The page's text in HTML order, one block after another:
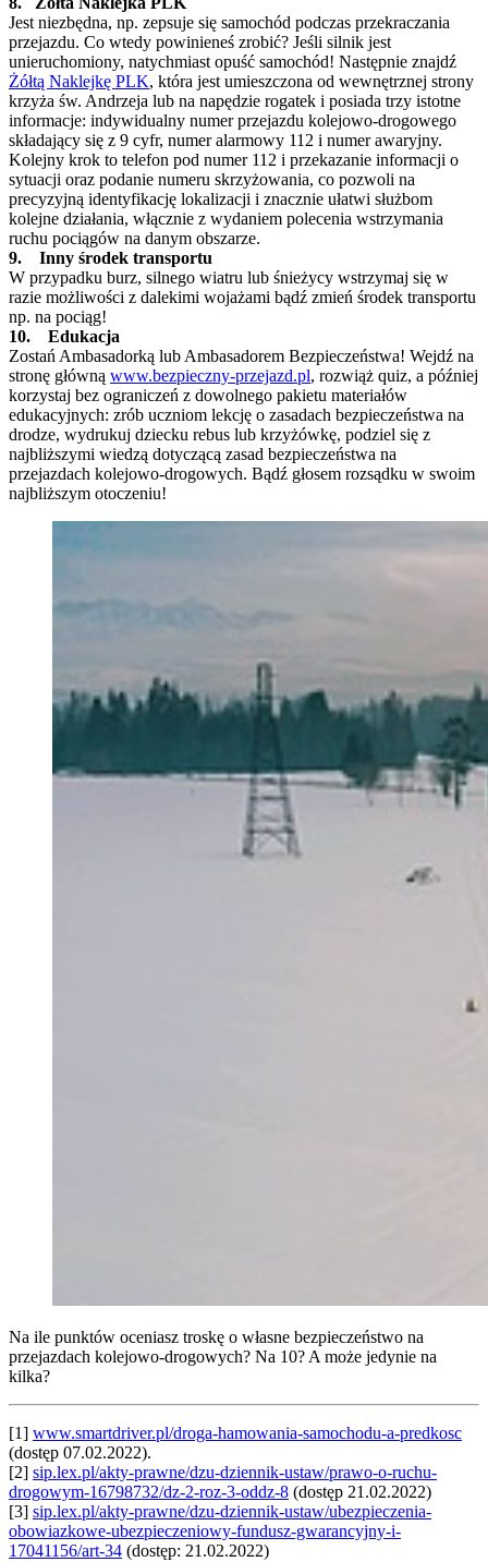
Jest niezbędna, np. zepsuje się samochód podczas przekraczania
przejazdu. Co wtedy powinieneś zrobić? Jeśli silnik jest
unieruchomiony, natychmiast opuść samochód! Następnie znajdź
Żółtą Naklejkę PLK, która jest umieszczona od wewnętrznej strony
krzyża św. Andrzeja lub na napędzie rogatek i posiada trzy istotne
informacje: indywidualny numer przejazdu kolejowo-drogowego
składający się z 9 cyfr, numer alarmowy 112 i numer awaryjny.
Kolejny krok to telefon pod numer 112 i przekazanie informacji o
sytuacji oraz podanie numeru skrzyżowania, co pozwoli na
precyzyjną identyfikację lokalizacji i znacznie ułatwi służbom
kolejne działania, włącznie z wydaniem polecenia wstrzymania
ruchu pociągów na danym obszarze.
9. Inny środek transportu
W przypadku burz, silnego wiatru lub śnieżycy wstrzymaj się w
razie możliwości z dalekimi wojażami bądź zmień środek transportu
np. na pociąg!
10. Edukacja
Zostań Ambasadorką lub Ambasadorem Bezpieczeństwa! Wejdź na
stronę główną www.bezpieczny-przejazd.pl, rozwiąż quiz, a później
korzystaj bez ograniczeń z dowolnego pakietu materiałów
edukacyjnych: zrób uczniom lekcję o zasadach bezpieczeństwa na
drodze, wydrukuj dziecku rebus lub krzyżówkę, podziel się z
najbliższymi wiedzą dotyczącą zasad bezpieczeństwa na
przejazdach kolejowo-drogowych. Bądź głosem rozsądku w swoim
najbliższym otoczeniu!
Na ile punktów oceniasz troskę o własne bezpieczeństwo na
przejazdach kolejowo-drogowych? Na 10? A może jedynie na
kilka?
[1] www.smartdriver.pl/droga-hamowania-samochodu-a-predkosc
(dostęp 07.02.2022).
[2] sip.lex.pl/akty-prawne/dzu-dziennik-ustaw/prawo-o-ruchu-
drogowym-16798732/dz-2-roz-3-oddz-8 (dostęp 21.02.2022)
[3] sip.lex.pl/akty-prawne/dzu-dziennik-ustaw/ubezpieczenia-
obowiazkowe-ubezpieczeniowy-fundusz-gwarancyjny-i-
17041156/art-34 (dostęp: 21.02.2022)